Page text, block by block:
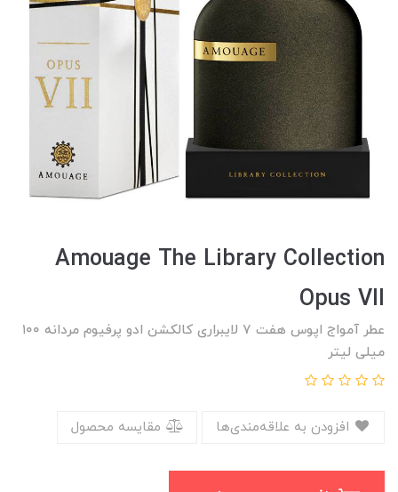
Amouage The Library Collection
Opus VII
عطر آمواج اپوس هفت ۷ لایبراری کالکشن ادو پرفیوم مردانه ۱۰۰
میلی لیتر
مقایسه محصول